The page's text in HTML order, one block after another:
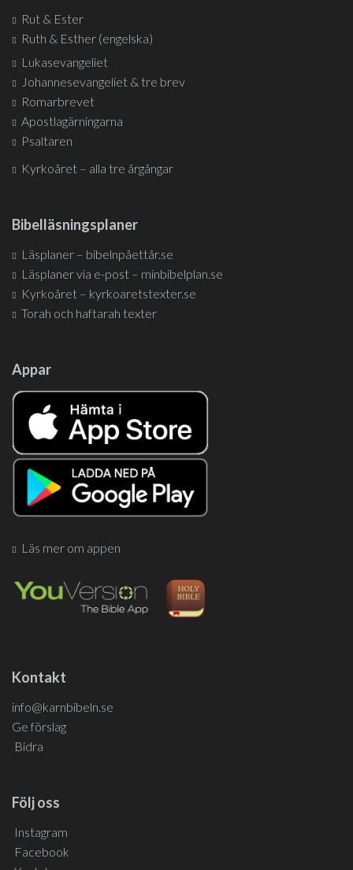
Rut & Ester
Ruth & Esther (engelska)
Lukasevangeliet
Johannesevangeliet & tre brev
Romarbrevet
Apostlagärningarna
Psaltaren
Kyrkoåret – alla tre årgångar
Bibelläsningsplaner
Läsplaner – bibelnpåettår.se
Läsplaner via e-post – minbibelplan.se
Kyrkoåret – kyrkoaretstexter.se
Torah och haftarah texter
Appar
Läs mer om appen
Kontakt
info@karnbibeln.se
Ge förslag
Bidra
Följ oss
Instagram
Facebook